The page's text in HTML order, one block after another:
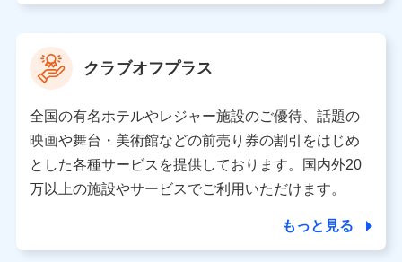
上記に係る案内・手続き・管理等付帯業務を行うため
【当該個人データの管理について責任を有する者の名称・住
所・代表者名】
当該個人データを取り扱う各共同利用者（詳細は次のとお
り）
東京都千代田区永田町2丁目11番1号 山王パークタワー
株式会社NTTドコモ 代表取締役社長 前田 義晃
東京都中央区日本橋人形町2-14-10 アーバンネット日本橋
ビル 3F
クラブオフプラス
全国の有名ホテルやレジャー施設のご優待、話題の
映画や舞台・美術館などの前売り券の割引をはじめ
とした各種サービスを提供しております。国内外20
万以上の施設やサービスでご利用いただけます。
もっと見る